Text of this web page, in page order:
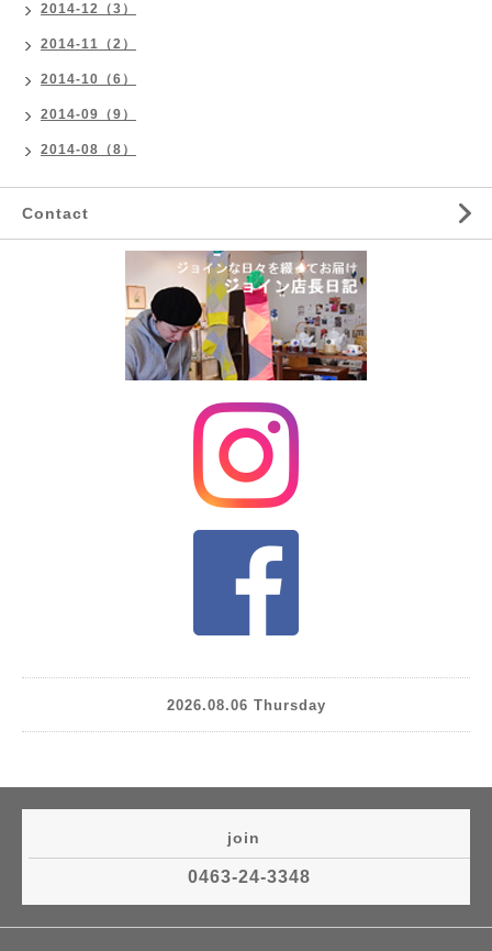
2014-12（3）
2014-11（2）
2014-10（6）
2014-09（9）
2014-08（8）
Contact
2026.08.06 Thursday
join
0463-24-3348